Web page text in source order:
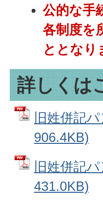
公的な手
各制度を
ととなり
詳しくは
旧姓併記
906.4KB)
旧姓併記
431.0KB)